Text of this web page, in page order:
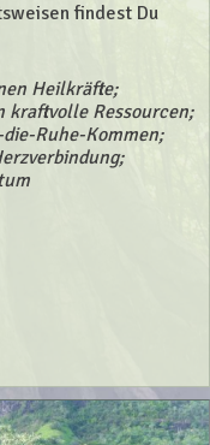
findest Du
Heilkräfte;
Ressourcen;
Ruhe-Kommen;